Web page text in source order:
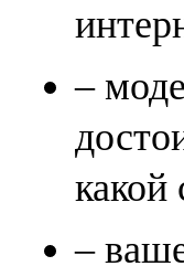
–
какой
–